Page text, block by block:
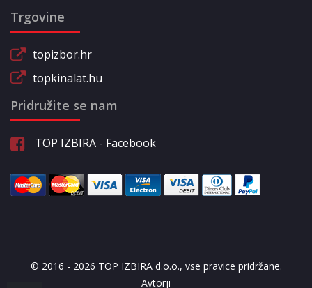
Trgovine
topizbor.hr
topkinalat.hu
Pridružite se nam
TOP IZBIRA - Facebook
© 2016 - 2026 TOP IZBIRA d.o.o., vse pravice pridržane.
Avtorji